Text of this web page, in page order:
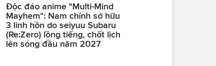
Độc đáo anime "Multi-Mind
Mayhem": Nam chính sở hữu
3 linh hồn do seiyuu Subaru
(Re:Zero) lồng tiếng, chốt lịch
lên sóng đầu năm 2027